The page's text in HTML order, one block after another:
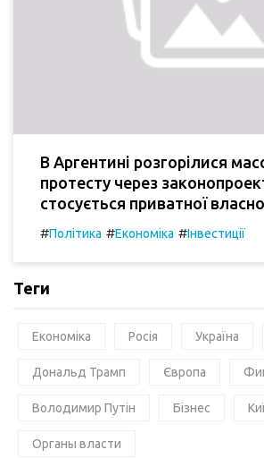
В Аргентині розгорілися
протесту через
стосується приватної
#Політика #Економіка #Інвестиції
Теги
Економіка Росія Україна
Дональд Трамп Європа
Володимир Путін Бізнес
Органы власти